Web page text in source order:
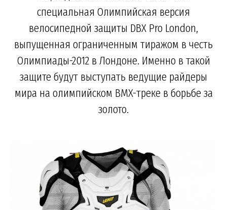
специальная Олимпийская версия
велосипедной защиты DBX Pro London,
выпущенная ограниченным тиражом в честь
Олимпиады-2012 в Лондоне. Именно в такой
защите будут выступать ведущие райдеры
мира на олимпийском BMX-треке в борьбе за
золото.